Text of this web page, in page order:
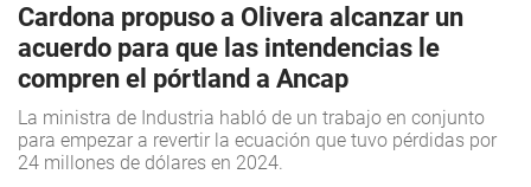
Cardona propuso a Olivera alcanzar un
acuerdo para que las intendencias le
compren el pórtland a Ancap
La ministra de Industria habló de un trabajo en conjunto
para empezar a revertir la ecuación que tuvo pérdidas por
24 millones de dólares en 2024.